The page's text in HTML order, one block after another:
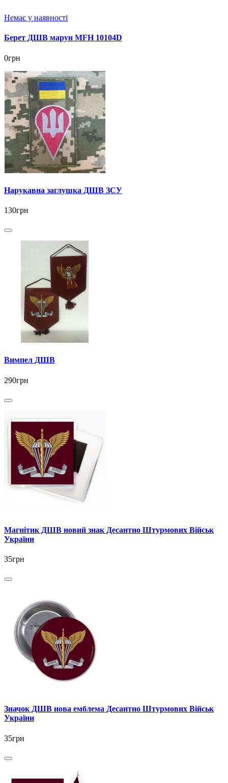
Немає у наявності
Берет ДШВ марун MFH 10104D
0грн
Нарукавна заглушка ДШВ ЗСУ
130грн
Вимпел ДШВ
290грн
Магнітик ДШВ новий знак Десантно Штурмових Військ
України
35грн
Значок ДШВ нова емблема Десантно Штурмових Військ
України
35грн